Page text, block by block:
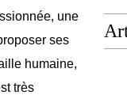
une
ses
humaine,
très